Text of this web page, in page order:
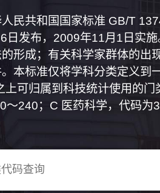
民共和国国家标准 GB/T
日发布，2009年11月1日实
形成；有关科学家群体的
本标准仅将学科分类定义到
可归属到科技统计使用的
240；C 医药科学，代码